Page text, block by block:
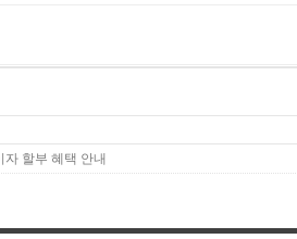
할부 혜택 안내